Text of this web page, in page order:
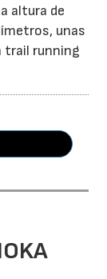
altura de
unas
trail running